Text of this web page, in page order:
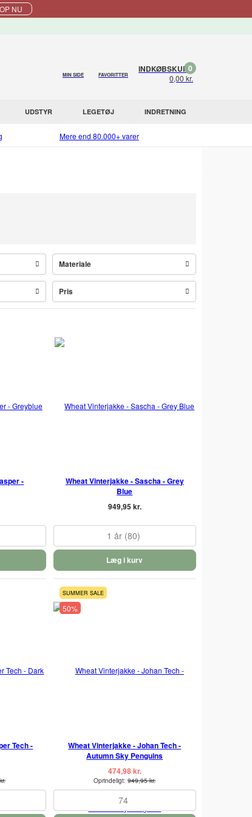
NU
MIN SIDE FAVORITTER
INDKØBSKURV
0,00 kr.
0
UDSTYR LEGETØJ INDRETNING
Mere end 80.000+ varer
Materiale
Pris
-
Wheat Vinterjakke - Sascha - Grey
Blue
949,95 kr.
1 år (80)
Læg i kurv
Tech -
SUMMER SALE
50%
Wheat Vinterjakke - Johan Tech -
Autumn Sky Penguins
474,98 kr.
Oprindeligt:949,95 kr.
74